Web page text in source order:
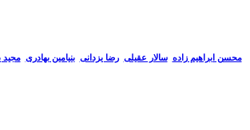
محسن ابراهیم زاده سالار عقیلی رضا یزدانی بنیامین بهادری مجید